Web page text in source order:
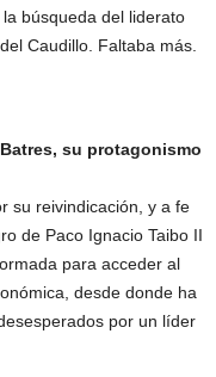
búsqueda del liderato
Caudillo. Faltaba más.
su protagonismo
su reivindicación, y a fe
de Paco Ignacio Taibo II
para acceder al
desde donde ha
por un líder